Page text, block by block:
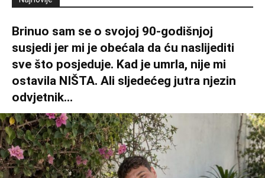
Brinuo sam se o svojoj 90-godišnjoj
susjedi jer mi je obećala da ću naslijediti
sve što posjeduje. Kad je umrla, nije mi
ostavila NIŠTA. Ali sljedećeg jutra njezin
odvjetnik...